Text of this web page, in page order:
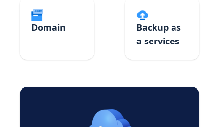
Domain
Backup as
a services